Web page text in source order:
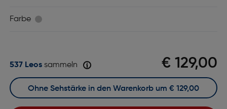
Farbe
€ 129,00
537 Leossammeln
Ohne Sehstärke in den Warenkorb um € 129,00